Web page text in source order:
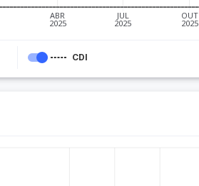
ABR
2025
JUL
2025
OUT
2025
CDI